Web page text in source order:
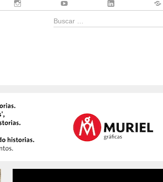
Buscar